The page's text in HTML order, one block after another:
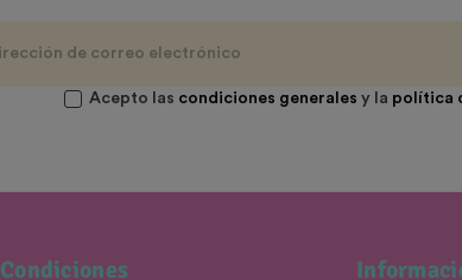
Acepto las condiciones generales y la política
Condiciones